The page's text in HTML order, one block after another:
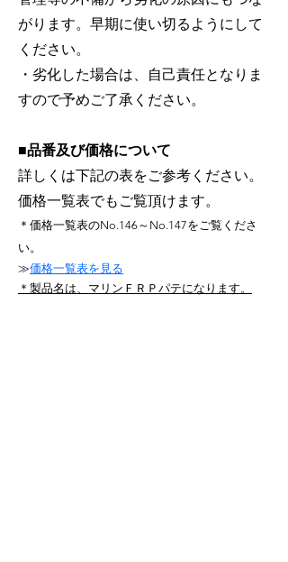
がります。早期に使い切るようにして
ください。
・劣化した場合は、自己責任となりま
すので予めご了承ください。
■品番及び価格について
詳しくは下記の表をご参考ください。
価格一覧表でもご覧頂けます。
＊価格一覧表のNo.146～No.147をご覧くださ
い。
≫価格一覧表を見る
＊製品名は、 マ リンＦＲＰパテになります。